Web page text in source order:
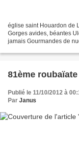
église saint Houardon de
Gorges avides, béantes
jamais Gourmandes de
81ème roubaïate
Publié le 11/10/2012 à
Par Janus